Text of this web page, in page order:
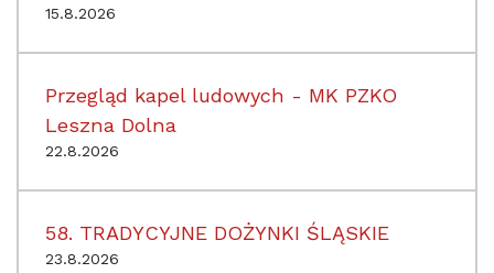
15.8.2026
Przegląd kapel ludowych - MK PZKO
Leszna Dolna
22.8.2026
58. TRADYCYJNE DOŻYNKI ŚLĄSKIE
23.8.2026